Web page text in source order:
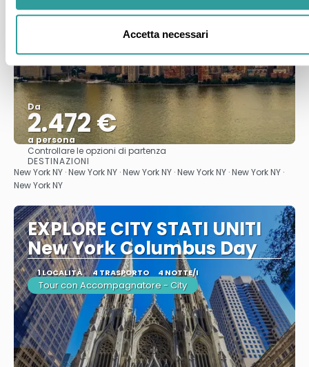
Accetta necessari
Da
2.472 €
a persona
Vedere
Controllare le opzioni di partenza
DESTINAZIONI
New York NY · New York NY · New York NY · New York NY · New York NY ·
New York NY
EXPLORE CITY STATI UNITI
New York Columbus Day
1 LOCALITÀ 4 TRASPORTO 4 NOTTE/I
Tour con Accompagnatore - City